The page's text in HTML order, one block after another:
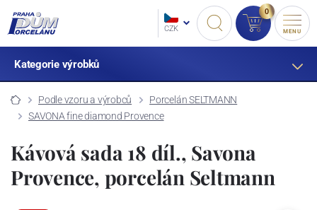
CZK
0
MENU
Kategorie výrobků
Podle vzoru a výrobců
Porcelán SELTMANN
SAVONA fine diamond Provence
Kávová sada 18 díl., Savona
Provence, porcelán Seltmann